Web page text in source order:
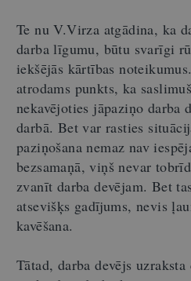
Te nu V.Virza atgādina, ka
darba līgumu, būtu svarīgi
iekšējās kārtības
atrodams punkts, ka
nekavējoties jāpaziņo darba
darbā. Bet var rasties
paziņošana nemaz nav
bezsamaņā, viņš nevar
zvanīt darba devējam. Bet
atsevišķs gadījums, nevis
kavēšana.
Tātad, darba devējs